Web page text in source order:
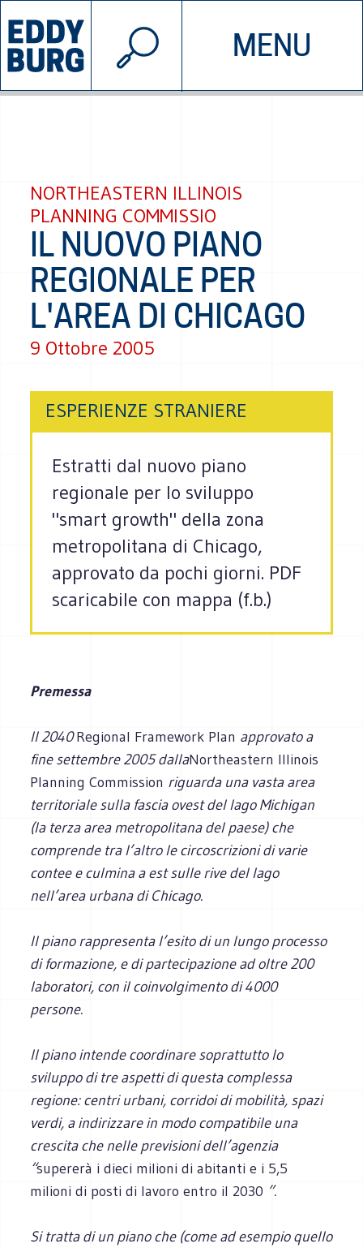
MENU
INIZIATIVE CHI SIAMO
© 2026 EDDYBURG
NORTHEASTERN ILLINOIS
PLANNING COMMISSIO
IL NUOVO PIANO
REGIONALE PER
L'AREA DI CHICAGO
9 Ottobre 2005
ESPERIENZE STRANIERE
Estratti dal nuovo piano
regionale per lo sviluppo
"smart growth" della zona
metropolitana di Chicago,
approvato da pochi giorni. PDF
scaricabile con mappa (f.b.)
Premessa
Il 2040Regional Framework Plan approvato a
fine settembre 2005 dallaNortheastern Illinois
Planning Commission riguarda una vasta area
territoriale sulla fascia ovest del lago Michigan
(la terza area metropolitana del paese) che
comprende tra l’altro le circoscrizioni di varie
contee e culmina a est sulle rive del lago
nell’area urbana di Chicago.
Il piano rappresenta l’esito di un lungo processo
di formazione, e di partecipazione ad oltre 200
laboratori, con il coinvolgimento di 4000
persone.
Il piano intende coordinare soprattutto lo
sviluppo di tre aspetti di questa complessa
regione: centri urbani, corridoi di mobilità, spazi
verdi, a indirizzare in modo compatibile una
crescita che nelle previsioni dell’agenzia
“supererà i dieci milioni di abitanti e i 5,5
milioni di posti di lavoro entro il 2030 ”.
Si tratta di un piano che (come ad esempio quello